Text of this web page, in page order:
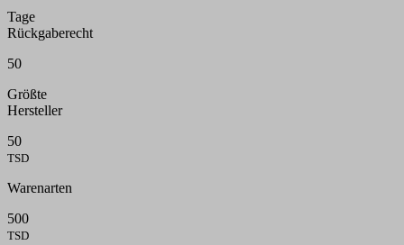
Tage
Rückgaberecht
50
Größte
Hersteller
50
TSD
Warenarten
500
TSD